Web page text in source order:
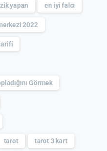
yapan en iyi falcı
2022
Görmek
tarot tarot 3 kart